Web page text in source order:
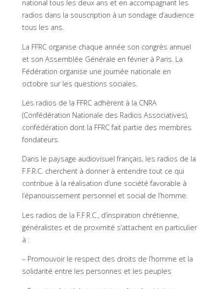
national tous les deux ans et en accompagnant les
radios dans la souscription à un sondage d’audience
tous les ans.
La FFRC organise chaque année son congrès annuel
et son Assemblée Générale en février à Paris. La
Fédération organise une journée nationale en
octobre sur les questions sociales.
Les radios de la FFRC adhèrent à la CNRA
(Confédération Nationale des Radios Associatives),
confédération dont la FFRC fait partie des membres
fondateurs.
Dans le paysage audiovisuel français, les radios de la
F.F.R.C. cherchent à donner à entendre tout ce qui
contribue à la réalisation d’une société favorable à
l’épanouissement personnel et social de l’homme.
Les radios de la F.F.R.C., d’inspiration chrétienne,
généralistes et de proximité s’attachent en particulier
à :
– Promouvoir le respect des droits de l’homme et la
solidarité entre les personnes et les peuples